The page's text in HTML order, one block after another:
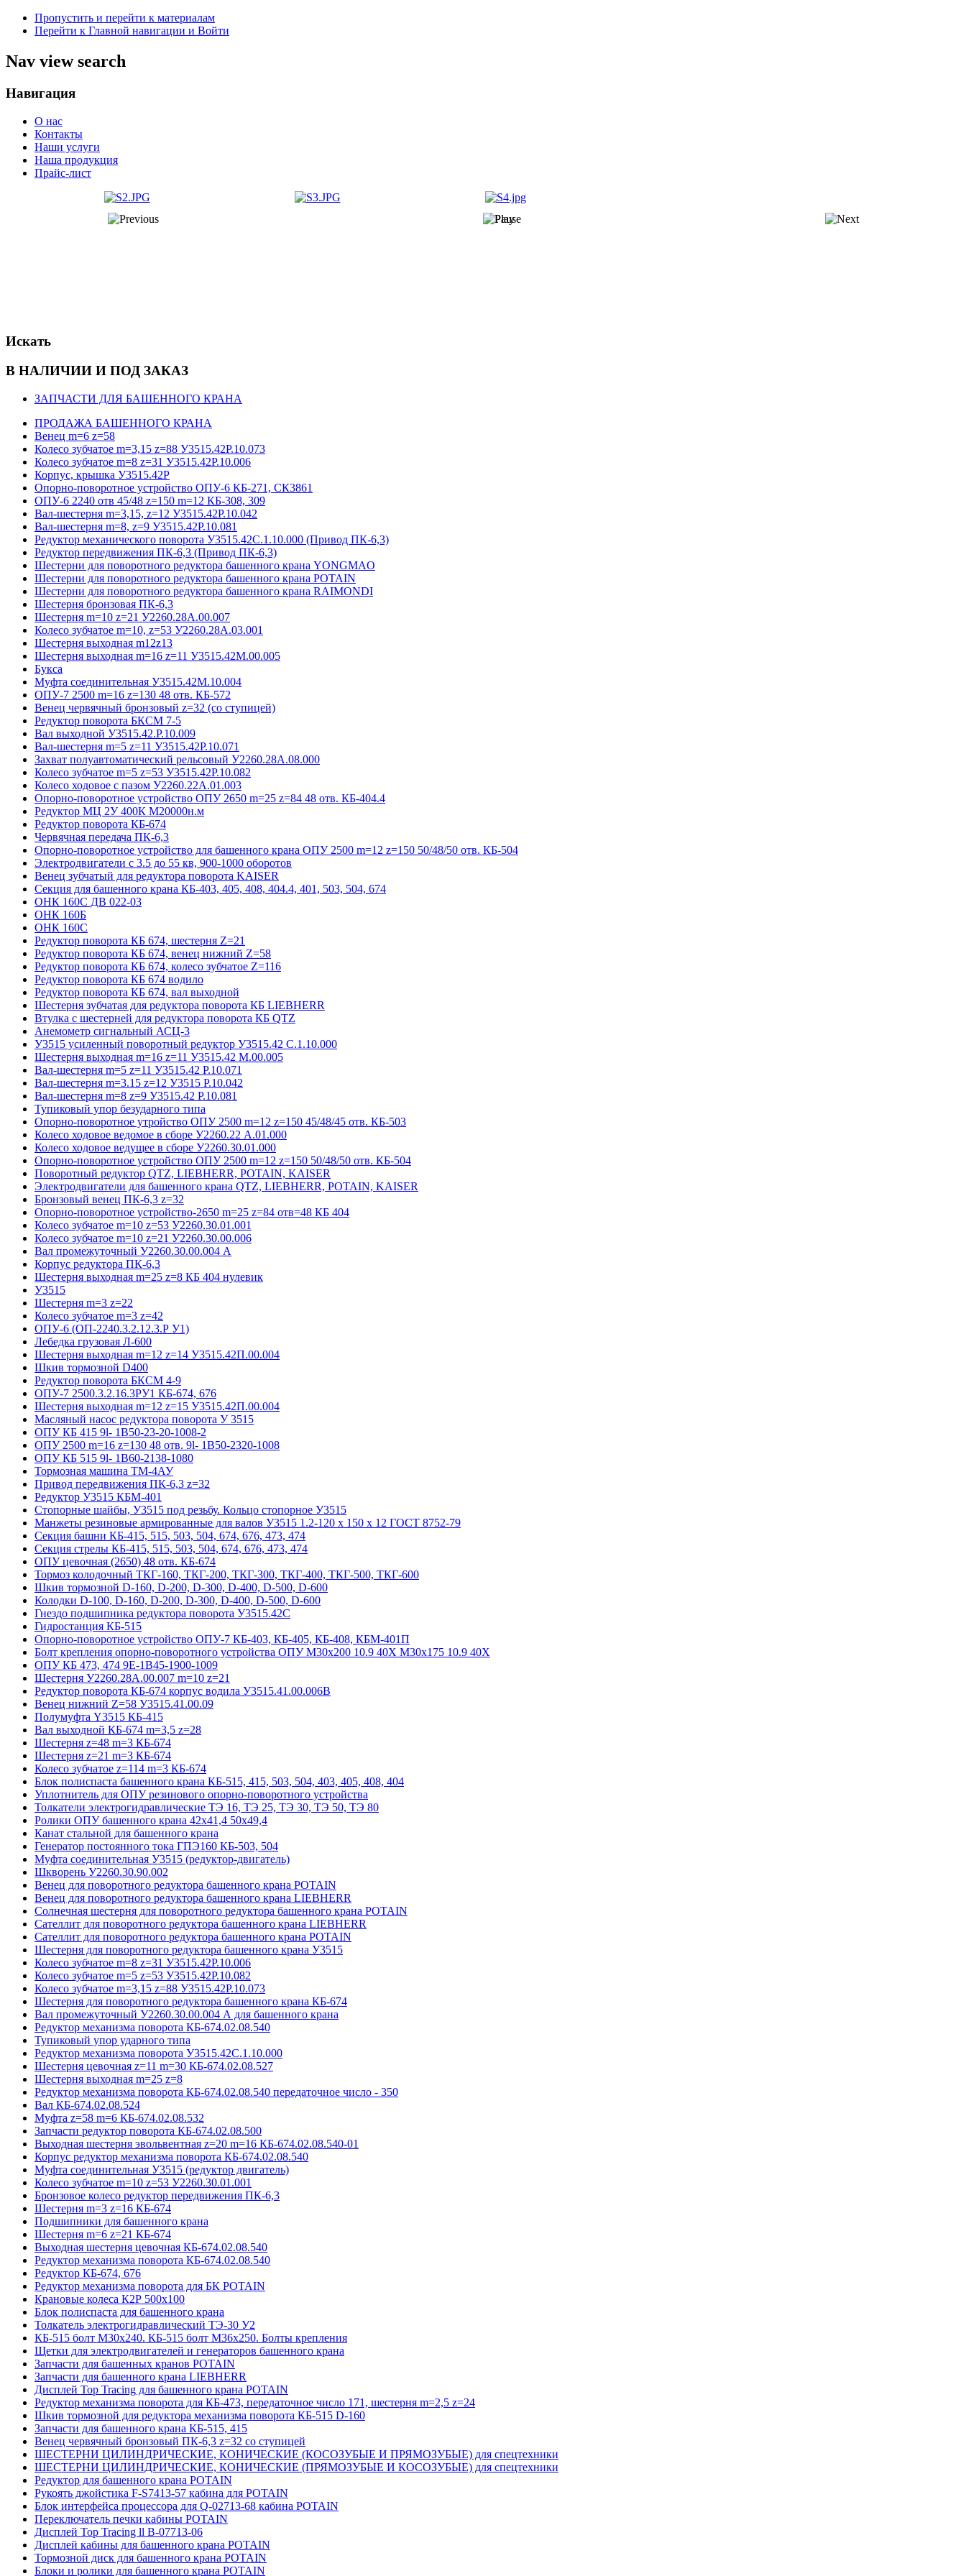
Пропустить и перейти к материалам
Перейти к Главной навигации и Войти
Nav view search
Навигация
О нас
Контакты
Наши услуги
Наша продукция
Прайс-лист
Искать
В НАЛИЧИИ И ПОД ЗАКАЗ
ЗАПЧАСТИ ДЛЯ БАШЕННОГО КРАНА
ПРОДАЖА БАШЕННОГО КРАНА
Венец m=6 z=58
Колесо зубчатое m=3,15 z=88 У3515.42Р.10.073
Колесо зубчатое m=8 z=31 У3515.42Р.10.006
Корпус, крышка У3515.42Р
Опорно-поворотное устройство ОПУ-6 КБ-271, СК3861
ОПУ-6 2240 отв 45/48 z=150 m=12 КБ-308, 309
Вал-шестерня m=3,15, z=12 У3515.42Р.10.042
Вал-шестерня m=8, z=9 У3515.42Р.10.081
Редуктор механического поворота У3515.42С.1.10.000 (Привод ПК-6,3)
Редуктор передвижения ПК-6,3 (Привод ПК-6,3)
Шестерни для поворотного редуктора башенного крана YONGMAO
Шестерни для поворотного редуктора башенного крана POTAIN
Шестерни для поворотного редуктора башенного крана RAIMONDI
Шестерня бронзовая ПК-6,3
Шестерня m=10 z=21 У2260.28А.00.007
Колесо зубчатое m=10, z=53 У2260.28А.03.001
Шестерня выходная m12z13
Шестерня выходная m=16 z=11 У3515.42М.00.005
Букса
Муфта соединительная У3515.42М.10.004
ОПУ-7 2500 m=16 z=130 48 отв. КБ-572
Венец червячный бронзовый z=32 (со ступицей)
Редуктор поворота БКСМ 7-5
Вал выходной У3515.42.Р.10.009
Вал-шестерня m=5 z=11 У3515.42Р.10.071
Захват полуавтоматический рельсовый У2260.28А.08.000
Колесо зубчатое m=5 z=53 У3515.42Р.10.082
Колесо ходовое с пазом У2260.22А.01.003
Опорно-поворотное устройство ОПУ 2650 m=25 z=84 48 отв. КБ-404.4
Редуктор МЦ 2У 400К М20000н.м
Редуктор поворота КБ-674
Червячная передача ПК-6,3
Опорно-поворотное устройство для башенного крана ОПУ 2500 m=12 z=150 50/48/50 отв. КБ-504
Электродвигатели с 3.5 до 55 кв, 900-1000 оборотов
Венец зубчатый для редуктора поворота KAISER
Секция для башенного крана КБ-403, 405, 408, 404.4, 401, 503, 504, 674
ОНК 160С ДВ 022-03
ОНК 160Б
ОНК 160С
Редуктор поворота КБ 674, шестерня Z=21
Редуктор поворота КБ 674, венец нижний Z=58
Редуктор поворота КБ 674, колесо зубчатое Z=116
Редуктор поворота КБ 674 водило
Редуктор поворота КБ 674, вал выходной
Шестерня зубчатая для редуктора поворота КБ LIEBHERR
Втулка с шестерней для редуктора поворота КБ QTZ
Анемометр сигнальный АСЦ-3
У3515 усиленный поворотный редуктор У3515.42 С.1.10.000
Шестерня выходная m=16 z=11 У3515.42 М.00.005
Вал-шестерня m=5 z=11 У3515.42 Р.10.071
Вал-шестерня m=3.15 z=12 У3515 Р.10.042
Вал-шестерня m=8 z=9 У3515.42 Р.10.081
Тупиковый упор безударного типа
Опорно-поворотное утройство ОПУ 2500 m=12 z=150 45/48/45 отв. КБ-503
Колесо ходовое ведомое в сборе У2260.22 А.01.000
Колесо ходовое ведущее в сборе У2260.30.01.000
Опорно-поворотное устройство ОПУ 2500 m=12 z=150 50/48/50 отв. КБ-504
Поворотный редуктор QTZ, LIEBHERR, POTAIN, KAISER
Электродвигатели для башенного крана QTZ, LIEBHERR, POTAIN, KAISER
Бронзовый венец ПК-6,3 z=32
Опорно-поворотное устройство-2650 m=25 z=84 отв=48 КБ 404
Колесо зубчатое m=10 z=53 У2260.30.01.001
Колесо зубчатое m=10 z=21 У2260.30.00.006
Вал промежуточный У2260.30.00.004 А
Корпус редуктора ПК-6,3
Шестерня выходная m=25 z=8 КБ 404 нулевик
У3515
Шестерня m=3 z=22
Колесо зубчатое m=3 z=42
ОПУ-6 (ОП-2240.3.2.12.3.Р У1)
Лебедка грузовая Л-600
Шестерня выходная m=12 z=14 У3515.42П.00.004
Шкив тормозной D400
Редуктор поворота БКСМ 4-9
ОПУ-7 2500.3.2.16.3РУ1 КБ-674, 676
Шестерня выходная m=12 z=15 У3515.42П.00.004
Масляный насос редуктора поворота У 3515
ОПУ КБ 415 9l- 1B50-23-20-1008-2
ОПУ 2500 m=16 z=130 48 отв. 9l- 1B50-2320-1008
ОПУ КБ 515 9l- 1B60-2138-1080
Тормозная машина ТМ-4АУ
Привод передвижения ПК-6,3 z=32
Редуктор У3515 КБМ-401
Стопорные шайбы, У3515 под резьбу. Кольцо стопорное У3515
Манжеты резиновые армированные для валов У3515 1.2-120 x 150 x 12 ГОСТ 8752-79
Секция башни КБ-415, 515, 503, 504, 674, 676, 473, 474
Секция стрелы КБ-415, 515, 503, 504, 674, 676, 473, 474
ОПУ цевочная (2650) 48 отв. КБ-674
Тормоз колодочный ТКГ-160, ТКГ-200, ТКГ-300, ТКГ-400, ТКГ-500, ТКГ-600
Шкив тормозной D-160, D-200, D-300, D-400, D-500, D-600
Колодки D-100, D-160, D-200, D-300, D-400, D-500, D-600
Гнездо подшипника редуктора поворота У3515.42С
Гидростанция КБ-515
Опорно-поворотное устройство ОПУ-7 КБ-403, КБ-405, КБ-408, КБМ-401П
Болт крепления опорно-поворотного устройства ОПУ М30х200 10.9 40Х М30х175 10.9 40Х
ОПУ КБ 473, 474 9E-1B45-1900-1009
Шестерня У2260.28А.00.007 m=10 z=21
Редуктор поворота КБ-674 корпус водила У3515.41.00.006В
Венец нижний Z=58 У3515.41.00.09
Полумуфта Y3515 КБ-415
Вал выходной КБ-674 m=3,5 z=28
Шестерня z=48 m=3 КБ-674
Шестерня z=21 m=3 КБ-674
Колесо зубчатое z=114 m=3 КБ-674
Блок полиспаста башенного крана КБ-515, 415, 503, 504, 403, 405, 408, 404
Уплотнитель для ОПУ резинового опорно-поворотного устройства
Толкатели электрогидравлические ТЭ 16, ТЭ 25, ТЭ 30, ТЭ 50, ТЭ 80
Ролики ОПУ башенного крана 42х41,4 50х49,4
Канат стальной для башенного крана
Генератор постоянного тока ГПЭ160 КБ-503, 504
Муфта соединительная У3515 (редуктор-двигатель)
Шкворень У2260.30.90.002
Венец для поворотного редуктора башенного крана POTAIN
Венец для поворотного редуктора башенного крана LIEBHERR
Солнечная шестерня для поворотного редуктора башенного крана POTAIN
Сателлит для поворотного редуктора башенного крана LIEBHERR
Сателлит для поворотного редуктора башенного крана POTAIN
Шестерня для поворотного редуктора башенного крана У3515
Колесо зубчатое m=8 z=31 У3515.42P.10.006
Колесо зубчатое m=5 z=53 У3515.42P.10.082
Колесо зубчатое m=3,15 z=88 У3515.42P.10.073
Шестерня для поворотного редуктора башенного крана КБ-674
Вал промежуточный У2260.30.00.004 А для башенного крана
Редуктор механизма поворота КБ-674.02.08.540
Тупиковый упор ударного типа
Редуктор механизма поворота У3515.42С.1.10.000
Шестерня цевочная z=11 m=30 КБ-674.02.08.527
Шестерня выходная m=25 z=8
Редуктор механизма поворота КБ-674.02.08.540 передаточное число - 350
Вал КБ-674.02.08.524
Муфта z=58 m=6 КБ-674.02.08.532
Запчасти редуктор поворота КБ-674.02.08.500
Выходная шестерня эвольвентная z=20 m=16 КБ-674.02.08.540-01
Корпус редуктор механизма поворота КБ-674.02.08.540
Муфта соединительная У3515 (редуктор двигатель)
Колесо зубчатое m=10 z=53 У2260.30.01.001
Бронзовое колесо редуктор передвижения ПК-6,3
Шестерня m=3 z=16 КБ-674
Подшипники для башенного крана
Шестерня m=6 z=21 КБ-674
Выходная шестерня цевочная КБ-674.02.08.540
Редуктор механизма поворота КБ-674.02.08.540
Редуктор КБ-674, 676
Редуктор механизма поворота для БК POTAIN
Крановые колеса К2Р 500х100
Блок полиспаста для башенного крана
Толкатель электрогидравлический ТЭ-30 У2
КБ-515 болт М30х240. КБ-515 болт М36х250. Болты крепления
Щетки для электродвигателей и генераторов башенного крана
Запчасти для башенных кранов POTAIN
Запчасти для башенного крана LIEBHERR
Дисплей Top Tracing для башенного крана POTAIN
Редуктор механизма поворота для КБ-473, передаточное число 171, шестерня m=2,5 z=24
Шкив тормозной для редуктора механизма поворота КБ-515 D-160
Запчасти для башенного крана КБ-515, 415
Венец червячный бронзовый ПК-6,3 z=32 со ступицей
ШЕСТЕРНИ ЦИЛИНДРИЧЕСКИЕ, КОНИЧЕСКИЕ (КОСОЗУБЫЕ И ПРЯМОЗУБЫЕ) для спецтехники
ШЕСТЕРНИ ЦИЛИНДРИЧЕСКИЕ, КОНИЧЕСКИЕ (ПРЯМОЗУБЫЕ И КОСОЗУБЫЕ) для спецтехники
Редуктор для башенного крана POTAIN
Рукоять джойстика F-S7413-57 кабина для POTAIN
Блок интерфейса процессора для Q-02713-68 кабина POTAIN
Переключатель печки кабины POTAIN
Дисплей Top Tracing ll B-07713-06
Дисплей кабины для башенного крана POTAIN
Тормозной диск для башенного крана POTAIN
Блоки и ролики для башенного крана POTAIN